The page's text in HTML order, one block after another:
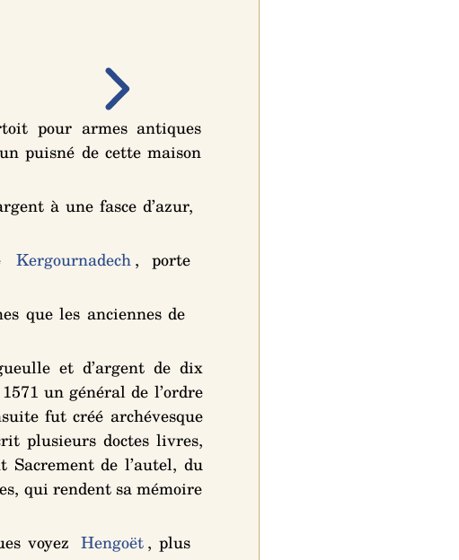
pour armes antiques
puisné de cette maison
à une fasce d’azur,
Kergournadech, porte
que les anciennes de
et d’argent de dix
un général de l’ordre
fut créé archévesque
plusieurs doctes livres,
Sacrement de l’autel, du
qui rendent sa mémoire
voyez Hengoët, plus